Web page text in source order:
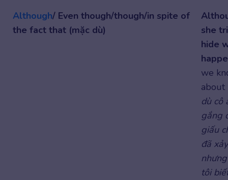
Although/ Even though/though/in spite of
the fact that (mặc dù)
she
hide
we
dù cô
gắng
giấu
đã
tôi